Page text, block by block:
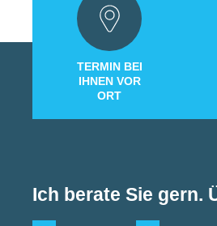
TERMIN BEI
IHNEN VOR
ORT
Ich berate Sie gern.